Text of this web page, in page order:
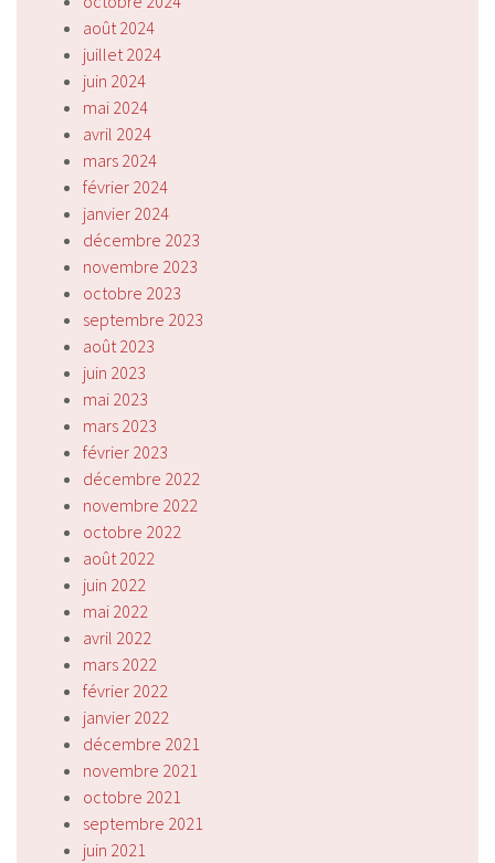
août 2024
juillet 2024
juin 2024
mai 2024
avril 2024
mars 2024
février 2024
janvier 2024
décembre 2023
novembre 2023
octobre 2023
septembre 2023
août 2023
juin 2023
mai 2023
mars 2023
février 2023
décembre 2022
novembre 2022
octobre 2022
août 2022
juin 2022
mai 2022
avril 2022
mars 2022
février 2022
janvier 2022
décembre 2021
novembre 2021
octobre 2021
septembre 2021
juin 2021